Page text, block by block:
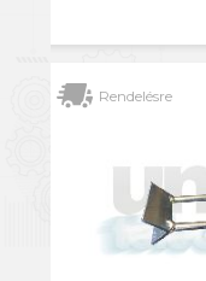
Rendelésre